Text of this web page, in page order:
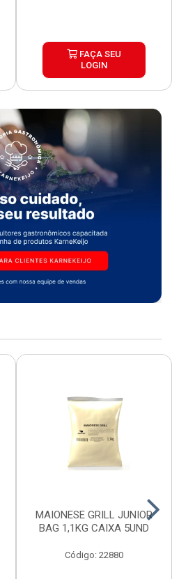
FAÇA SEU
LOGIN
MAIONESE GRILL JUNIOR
BAG 1,1KG CAIXA 5UND
Código: 22880